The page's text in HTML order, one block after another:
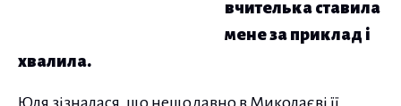
вчителька ставила
мене за приклад і
хвалила.
Юля зізналася, що нещодавно в Миколаєві її